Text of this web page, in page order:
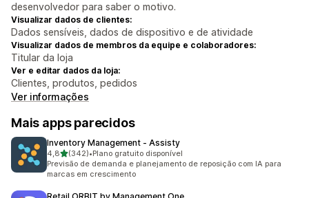
desenvolvedor para saber o motivo.
Visualizar dados de clientes:
Dados sensíveis, dados de dispositivo e de atividade
Visualizar dados de membros da equipe e colaboradores:
Titular da loja
Ver e editar dados da loja:
Clientes, produtos, pedidos
Ver informações
Mais apps parecidos
Inventory Management ‑ Assisty
4,8de 5 estrelas
(342)
342 avaliações ao todo
•Plano gratuito disponível
Previsão de demanda e planejamento de reposição com IA para
marcas em crescimento